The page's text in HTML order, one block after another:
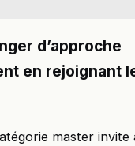
d’approche
en rejoignant
master